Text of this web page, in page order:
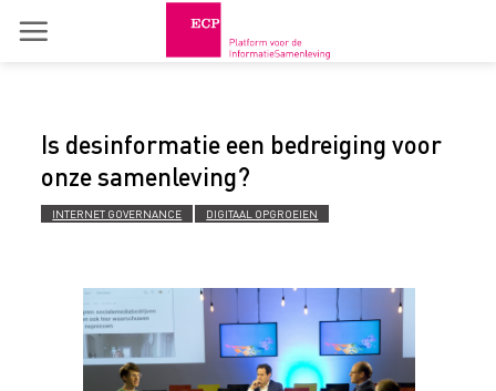
Is desinformatie een bedreiging voor
onze samenleving?
INTERNET GOVERNANCE DIGITAAL OPGROEIEN